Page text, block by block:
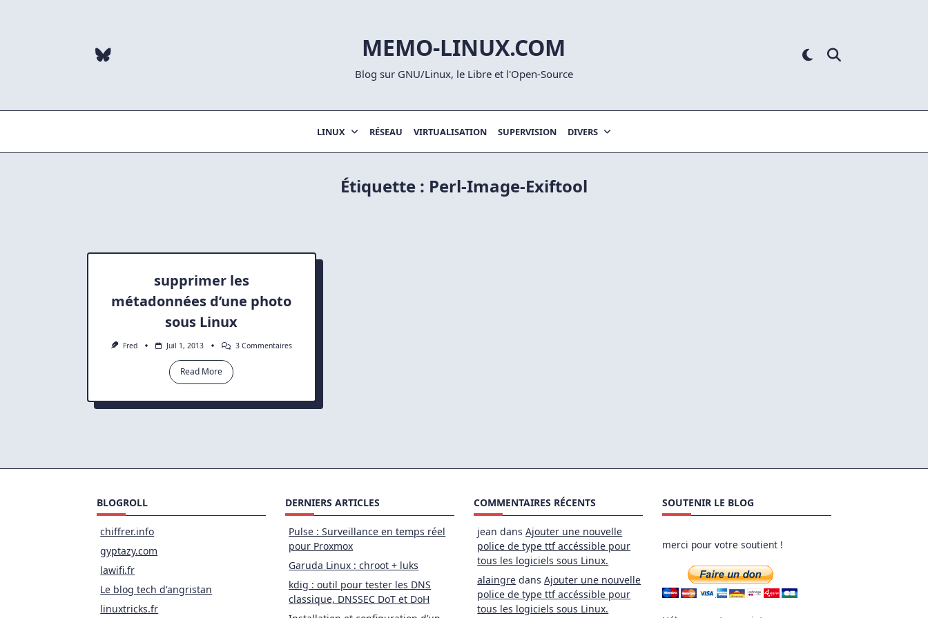
MEMO-LINUX.COM
Blog sur GNU/Linux, le Libre et l'Open-Source
LINUX RÉSEAU VIRTUALISATION SUPERVISION DIVERS
Étiquette : Perl-Image-Exiftool
supprimer les
métadonnées d’une photo
sous Linux
Fred Juil 1, 2013 3 CommentairesSur
Sous
Read More
BLOGROLL
chiffrer.info
gyptazy.com
lawifi.fr
Le blog tech d'angristan
linuxtricks.fr
DERNIERS ARTICLES
Pulse : Surveillance en temps réel
pour Proxmox
Garuda Linux : chroot + luks
kdig : outil pour tester les DNS
classique, DNSSEC DoT et DoH
COMMENTAIRES RÉCENTS
jean dansAjouter une nouvelle
police de type ttf accéssible pour
tous les logiciels sous Linux.
alaingre dansAjouter une nouvelle
police de type ttf accéssible pour
tous les logiciels sous Linux.
SOUTENIR LE BLOG
merci pour votre soutient !